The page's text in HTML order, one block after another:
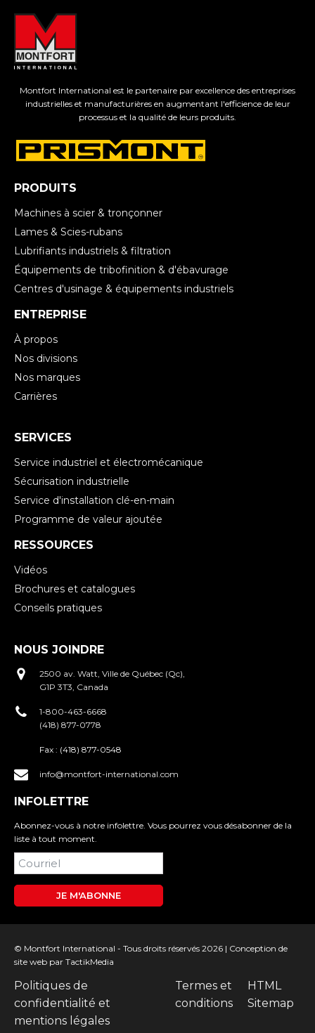
Montfort International est le partenaire par excellence des entreprises
industrielles et manufacturières en augmentant l'efficience de leur
processus et la qualité de leurs produits.
PRODUITS
Machines à scier & tronçonner
Lames & Scies-rubans
Lubrifiants industriels & filtration
Équipements de tribofinition & d'ébavurage
Centres d'usinage & équipements industriels
ENTREPRISE
À propos
Nos divisions
Nos marques
Carrières
SERVICES
Service industriel et électromécanique
Sécurisation industrielle
Service d'installation clé-en-main
Programme de valeur ajoutée
RESSOURCES
Vidéos
Brochures et catalogues
Conseils pratiques
NOUS JOINDRE
2500 av. Watt, Ville de Québec (Qc),
G1P 3T3, Canada
1-800-463-6668
(418) 877-0778
Fax : (418) 877-0548
info@montfort-international.com
INFOLETTRE
Abonnez-vous à notre infolettre. Vous pourrez vous désabonner de la
liste à tout moment.
JE M'ABONNE
© Montfort International - Tous droits réservés 2026 | Conception de
site web par TactikMedia
Politiques de
confidentialité et
mentions légales
Termes et
conditions
HTML
Sitemap